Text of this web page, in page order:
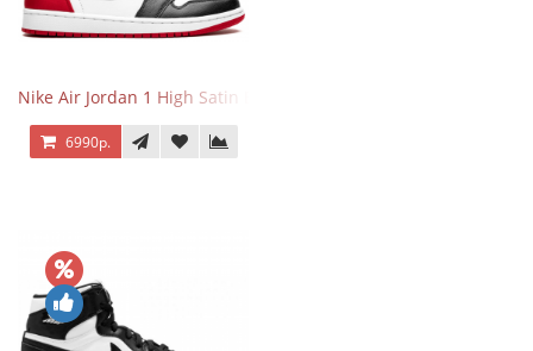
Nike Air Jordan 1 High Satin Black Toe
6990р.